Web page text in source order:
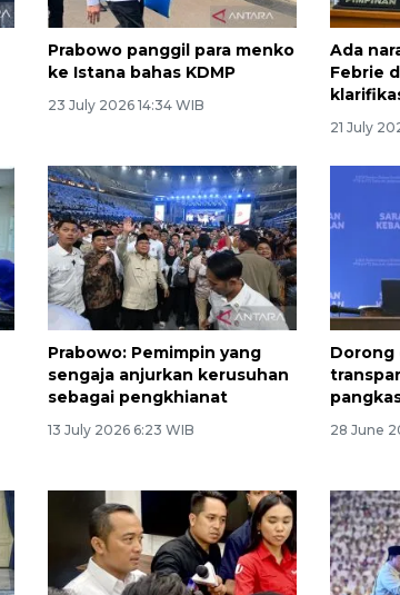
Prabowo panggil para menko
ke Istana bahas KDMP
23 July 2026 14:34 WIB
Ada
Febrie
21 July
Prabowo: Pemimpin yang
sengaja anjurkan kerusuhan
sebagai pengkhianat
13 July 2026 6:23 WIB
Dorong
28 June